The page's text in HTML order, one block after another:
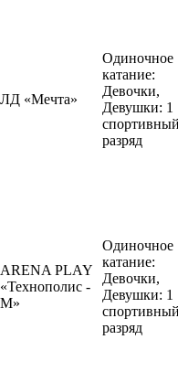
ЛД «Мечта»
Одиночное
катание:
Девочки,
Девушки: 1
разряд
ARENA PLAY
«Технополис -
М»
Одиночное
катание:
Девочки,
Девушки: 1
разряд